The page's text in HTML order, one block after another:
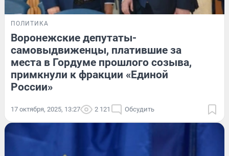
ПОЛИТИКА
Воронежские депутаты-
самовыдвиженцы, платившие за
места в Гордуме прошлого созыва,
примкнули к фракции «Единой
России»
17 октября, 2025, 13:27 2 121 Обсудить